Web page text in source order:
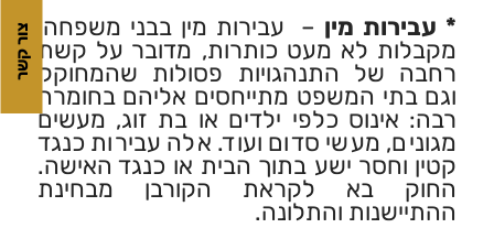
צור קשר
* עבירות מין – עבירות מין בבני משפחה,
מקבלות לא מעט כותרות, מדובר על קשת
רחבה של התנהגויות פסולות שהמחוקק
וגם בתי המשפט מתייחסים אליהם בחומרה
רבה: אינוס כלפי ילדים או בת זוג, מעשים
מגונים, מעשי סדום ועוד. אלה עבירות כנגד
קטין וחסר ישע בתוך הבית או כנגד האישה.
החוק בא לקראת הקורבן מבחינת
ההתיישנות והתלונה.